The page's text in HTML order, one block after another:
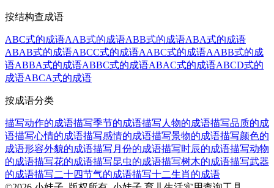
按结构查成语
ABC式的成语AAB式的成语ABB式的成语ABA式的成语
ABAB式的成语ABCC式的成语AABC式的成语AABB式的成
语ABBA式的成语ABBC式的成语ABAC式的成语ABCD式的
成语ABCA式的成语
按成语分类
描写动作的成语描写季节的成语描写人物的成语描写品质的成
语描写心情的成语描写感情的成语描写景物的成语描写颜色的
成语形容外貌的成语描写月份的成语描写时辰的成语描写动物
的成语描写花的成语描写昆虫的成语描写树木的成语描写武器
的成语描写二十四节气的成语描写十二生肖的成语